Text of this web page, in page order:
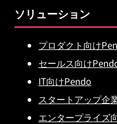
ソリューション
プロダクト向け
セールス向け
IT向けPendo
スタートアップ企
エンタープライズ